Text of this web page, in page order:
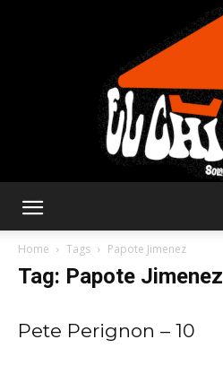
Home Tags Papote Jimenez
Tag: Papote Jimenez
Pete Perignon – 10